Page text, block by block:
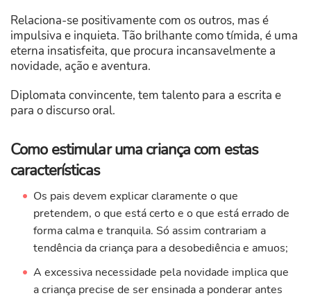
Relaciona-se positivamente com os outros, mas é
impulsiva e inquieta. Tão brilhante como tímida, é uma
eterna insatisfeita, que procura incansavelmente a
novidade, ação e aventura.
Diplomata convincente, tem talento para a escrita e
para o discurso oral.
Como estimular uma criança com estas
características
Os pais devem explicar claramente o que
pretendem, o que está certo e o que está errado de
forma calma e tranquila. Só assim contrariam a
tendência da criança para a desobediência e amuos;
A excessiva necessidade pela novidade implica que
a criança precise de ser ensinada a ponderar antes